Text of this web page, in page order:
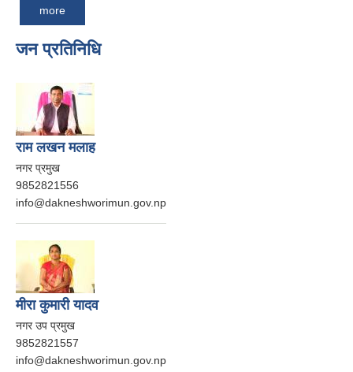
more
जन प्रतिनिधि
राम लखन मलाह
नगर प्रमुख
9852821556
info@dakneshworimun.gov.np
मीरा कुमारी यादव
नगर उप प्रमुख
9852821557
info@dakneshworimun.gov.np